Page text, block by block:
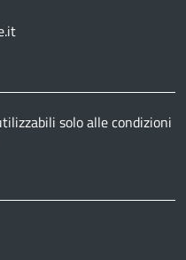
solo alle condizioni